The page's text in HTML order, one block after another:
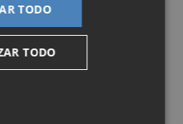
TODO
TODO